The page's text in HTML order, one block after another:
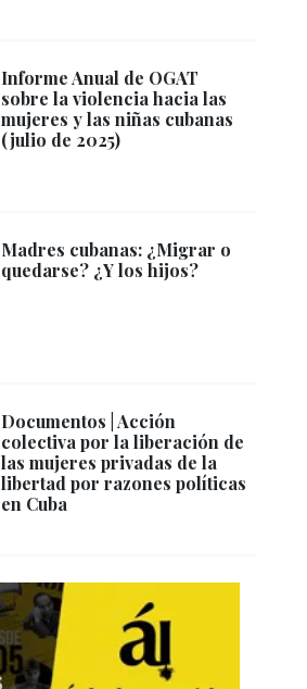
Informe Anual de OGAT
sobre la violencia hacia las
mujeres y las niñas cubanas
(julio de 2025)
Madres cubanas: ¿Migrar o
quedarse? ¿Y los hijos?
Documentos | Acción
colectiva por la liberación de
las mujeres privadas de la
libertad por razones políticas
en Cuba